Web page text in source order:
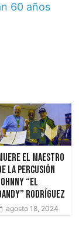
60 años
el maestro
la percusión
“El
Rodríguez
agosto 18, 2024